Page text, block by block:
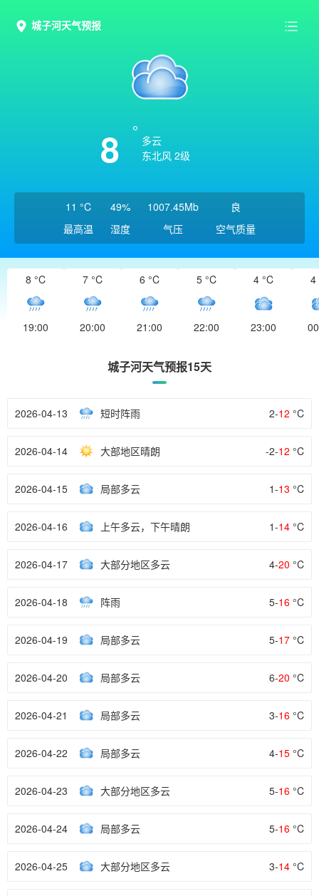
城子河天气预报
8
多云
东北风 2级
11 °C
最高温
49%
湿度
1007.45Mb
气压
良
空气质量
8 °C
19:00
7 °C
20:00
6 °C
21:00
5 °C
22:00
4 °C
23:00
4
城子河天气预报15天
2026-04-13 短时阵雨 2-12 °C
2026-04-14 大部地区晴朗 -2-12 °C
2026-04-15 局部多云 1-13 °C
2026-04-16 上午多云，下午晴朗 1-14 °C
2026-04-17 大部分地区多云 4-20 °C
2026-04-18 阵雨 5-16 °C
2026-04-19 局部多云 5-17 °C
2026-04-20 局部多云 6-20 °C
2026-04-21 局部多云 3-16 °C
2026-04-22 局部多云 4-15 °C
2026-04-23 大部分地区多云 5-16 °C
2026-04-24 局部多云 5-16 °C
2026-04-25 大部分地区多云 3-14 °C